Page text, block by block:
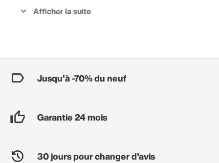
Jusqu'à -70% du neuf
Garantie 24 mois
30 jours pour changer d'avis